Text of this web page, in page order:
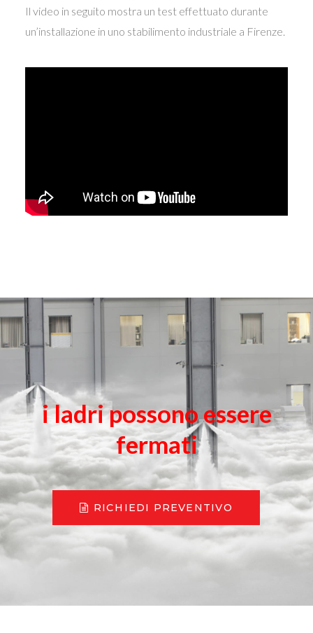
Il video in seguito mostra un test effettuato durante
un’installazione in uno stabilimento industriale a Firenze.
i ladri possono essere
fermati
RICHIEDI PREVENTIVO